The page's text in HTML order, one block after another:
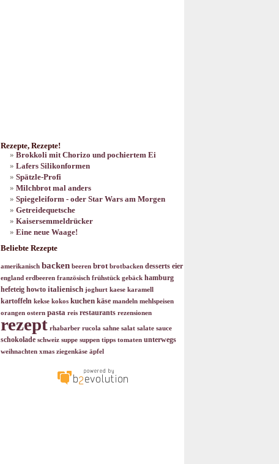
Rezepte, Rezepte!
Brokkoli mit Chorizo und pochiertem Ei
Lafers Silikonformen
Spätzle-Profi
Milchbrot mal anders
Spiegeleiform - oder Star Wars am Morgen
Getreidequetsche
Kaisersemmeldrücker
Eine neue Waage!
Beliebte Rezepte
amerikanisch backen beeren brot brotbacken desserts eier
england erdbeeren französisch frühstück gebäck hamburg
hefeteig howto italienisch joghurt kaese karamell
kartoffeln kekse kokos kuchen käse mandeln mehlspeisen
orangen ostern pasta reis restaurants rezensionen
rezept rhabarber rucola sahne salat salate sauce
schokolade schweiz suppe suppen tipps tomaten unterwegs
weihnachten xmas ziegenkäse äpfel